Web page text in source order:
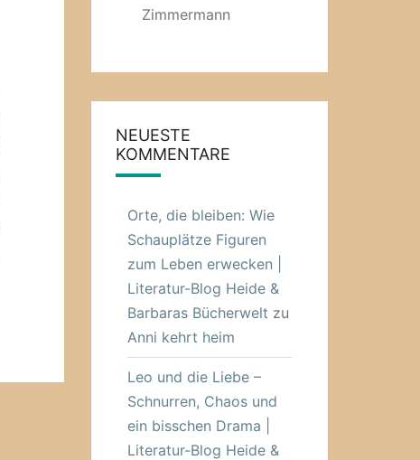
Zimmermann
NEUESTE
KOMMENTARE
Orte, die bleiben: Wie
Schauplätze Figuren
zum Leben erwecken |
Literatur-Blog Heide &
Barbaras Bücherwelt zu
Anni kehrt heim
Leo und die Liebe –
Schnurren, Chaos und
ein bisschen Drama |
Literatur-Blog Heide &